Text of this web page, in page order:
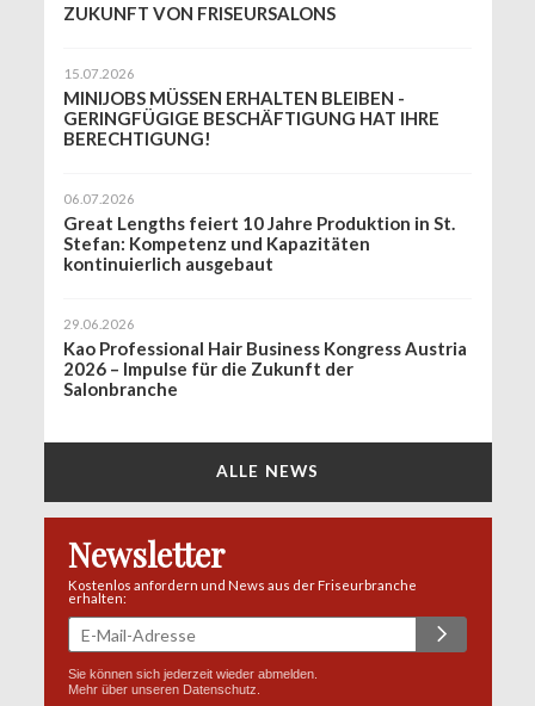
ZUKUNFT VON FRISEURSALONS
15.07.2026
MINIJOBS MÜSSEN ERHALTEN BLEIBEN -
GERINGFÜGIGE BESCHÄFTIGUNG HAT IHRE
BERECHTIGUNG!
06.07.2026
Great Lengths feiert 10 Jahre Produktion in St.
Stefan: Kompetenz und Kapazitäten
kontinuierlich ausgebaut
29.06.2026
Kao Professional Hair Business Kongress Austria
2026 – Impulse für die Zukunft der
Salonbranche
ALLE NEWS
Newsletter
Kostenlos anfordern und News aus der Friseurbranche
erhalten:
Sie können sich jederzeit wieder abmelden.
Mehr über unseren Datenschutz